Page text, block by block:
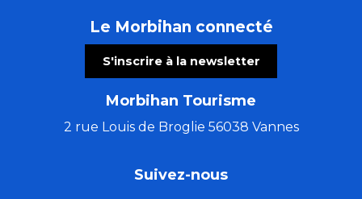
Le Morbihan connecté
S'inscrire à la newsletter
Morbihan Tourisme
2 rue Louis de Broglie 56038 Vannes
Suivez-nous